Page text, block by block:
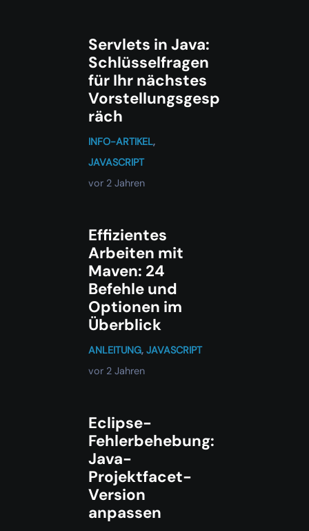
Servlets in Java:
Schlüsselfragen
für Ihr nächstes
Vorstellungsgesp
räch
INFO-ARTIKEL,
JAVASCRIPT
vor 2 Jahren
Effizientes
Arbeiten mit
Maven: 24
Befehle und
Optionen im
Überblick
ANLEITUNG, JAVASCRIPT
vor 2 Jahren
Eclipse-
Fehlerbehebung:
Java-
Projektfacet-
Version
anpassen